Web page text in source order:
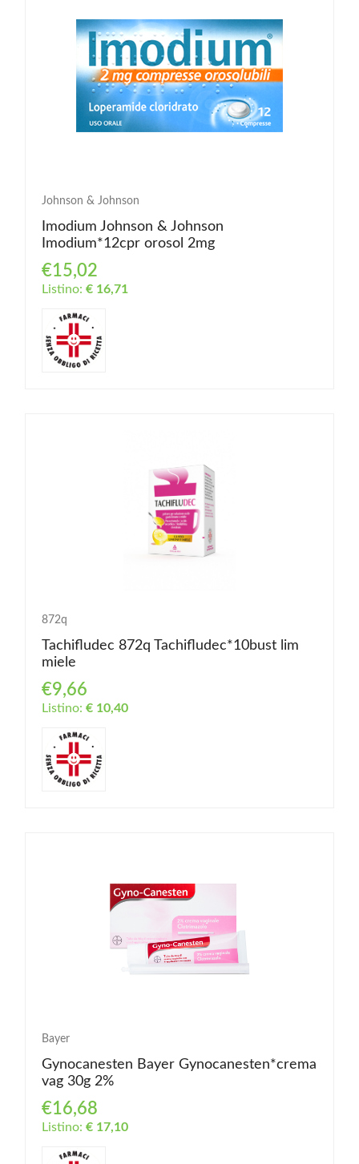
Johnson & Johnson
Imodium Johnson & Johnson
Imodium*12cpr orosol 2mg
€15,02
Listino: € 16,71
872q
Tachifludec 872q Tachifludec*10bust lim
miele
€9,66
Listino: € 10,40
Bayer
Gynocanesten Bayer Gynocanesten*crema
vag 30g 2%
€16,68
Listino: € 17,10